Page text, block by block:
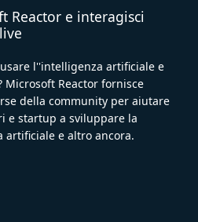
Reactor e interagisci
l''intelligenza artificiale e
Reactor fornisce
della community per aiutare
e startup a sviluppare la
e altro ancora.